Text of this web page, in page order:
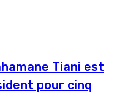
Tiani est
pour cinq